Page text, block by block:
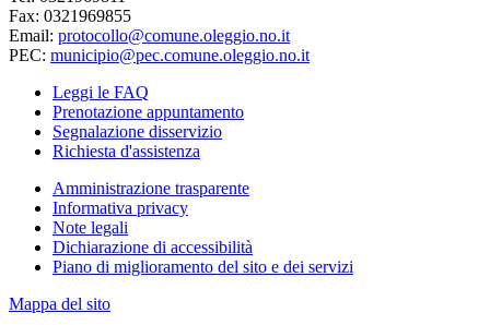
Fax: 0321969855
Email: protocollo@comune.oleggio.no.it
PEC: municipio@pec.comune.oleggio.no.it
Leggi le FAQ
Prenotazione appuntamento
Segnalazione disservizio
Richiesta d'assistenza
Amministrazione trasparente
Informativa privacy
Note legali
Dichiarazione di accessibilità
Piano di miglioramento del sito e dei servizi
Mappa del sito